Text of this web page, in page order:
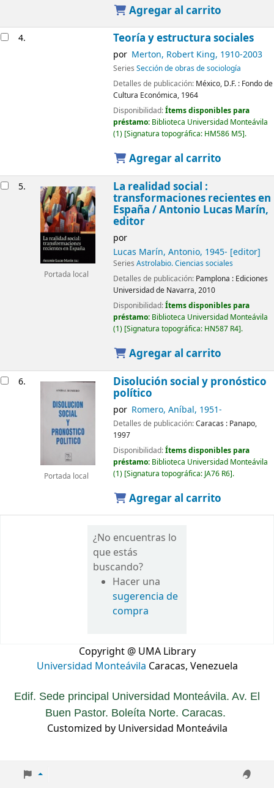
Agregar al carrito
4. Teoría y estructura sociales
por Merton, Robert King, 1910-2003
Series Sección de obras de sociología
Detalles de publicación: México, D.F. : Fondo de
Cultura Económica, 1964
Disponibilidad:Ítems disponibles para
préstamo: Biblioteca Universidad Monteávila
(1) Signatura topográfica: HM586 M5 .
Agregar al carrito
5.
Portada local
La realidad social :
transformaciones recientes en
España /Antonio Lucas Marín,
editor
por
Lucas Marín, Antonio, 1945- [editor]
Series Astrolabio. Ciencias sociales
Detalles de publicación: Pamplona : Ediciones
Universidad de Navarra,2010
Disponibilidad:Ítems disponibles para
préstamo: Biblioteca Universidad Monteávila
(1) Signatura topográfica: HN587 R4 .
Agregar al carrito
6.
Portada local
Disolución social y pronóstico
político
por Romero, Aníbal, 1951-
Detalles de publicación:Caracas : Panapo,
1997
Disponibilidad:Ítems disponibles para
préstamo: Biblioteca Universidad Monteávila
(1) Signatura topográfica: JA76 R6 .
Agregar al carrito
¿No encuentras lo
que estás
buscando?
Hacer una
sugerencia de
compra
Copyright @ UMA Library
Universidad Monteávila Caracas, Venezuela
Edif. Sede principal Universidad Monteávila. Av. El
Buen Pastor. Boleíta Norte. Caracas.
Customized by Universidad Monteávila